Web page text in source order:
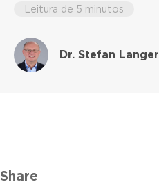
Leitura de 5 minutos
Dr. Stefan Langer
Share